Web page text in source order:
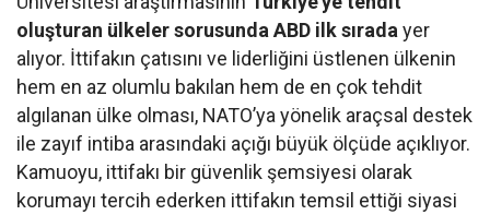
oluşturan ülkeler sorusunda ABD ilk sırada yer
alıyor. İttifakın çatısını ve liderliğini üstlenen ülkenin
hem en az olumlu bakılan hem de en çok tehdit
algılanan ülke olması, NATO’ya yönelik araçsal destek
ile zayıf intiba arasındaki açığı büyük ölçüde açıklıyor.
Kamuoyu, ittifakı bir güvenlik şemsiyesi olarak
korumayı tercih ederken ittifakın temsil ettiği siyasi